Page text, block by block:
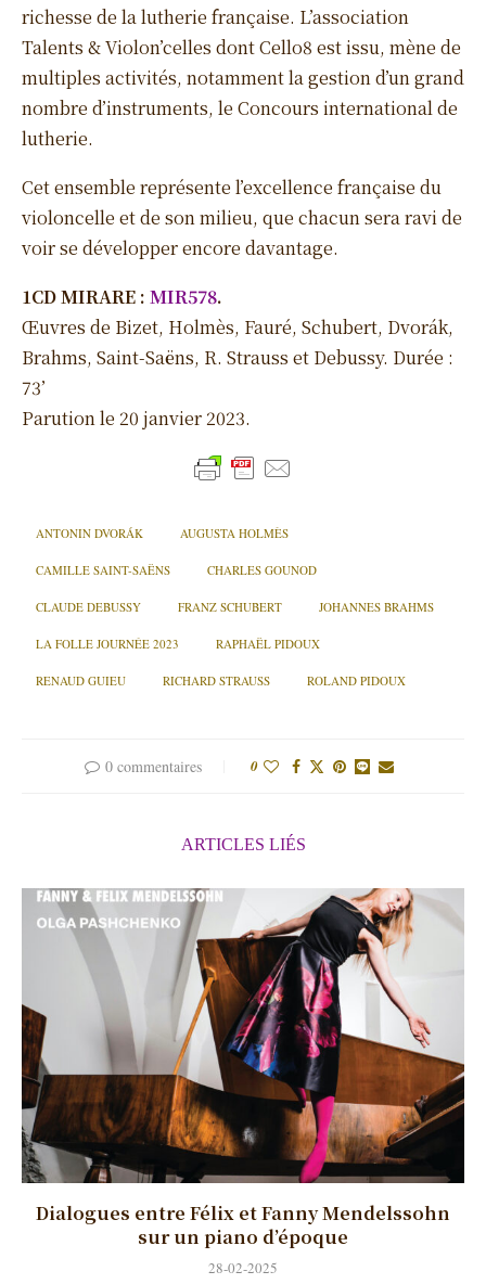
richesse de la lutherie française. L’association
Talents & Violon’celles dont Cello8 est issu, mène de
multiples activités, notamment la gestion d’un grand
nombre d’instruments, le Concours international de
lutherie.
Cet ensemble représente l’excellence française du
violoncelle et de son milieu, que chacun sera ravi de
voir se développer encore davantage.
1CD MIRARE : MIR578.
Œuvres de Bizet, Holmès, Fauré, Schubert, Dvorák,
Brahms, Saint-Saëns, R. Strauss et Debussy. Durée :
73’
Parution le 20 janvier 2023.
ANTONIN DVORÁK AUGUSTA HOLMÈS
CAMILLE SAINT-SAËNS CHARLES GOUNOD
CLAUDE DEBUSSY FRANZ SCHUBERT JOHANNES BRAHMS
LA FOLLE JOURNÉE 2023 RAPHAËL PIDOUX
RENAUD GUIEU RICHARD STRAUSS ROLAND PIDOUX
0 commentaires 0
ARTICLES LIÉS
Dialogues entre Félix et Fanny Mendelssohn
sur un piano d’époque
28-02-2025